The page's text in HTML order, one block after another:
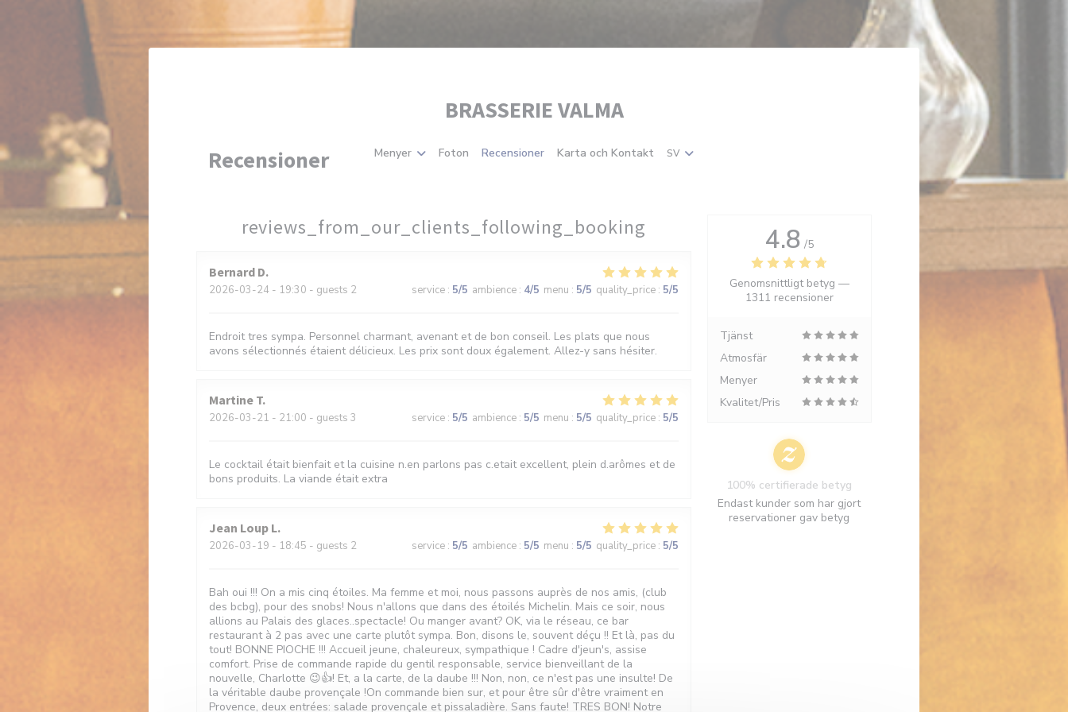
Cookie- hanteringspanel
BRASSERIE VALMA
Menyer Foton Recensioner Karta och Kontakt SV
Recensioner
reviews_from_our_clients_following_booking
Bernard D
2026-03-24 - 19:30 - guests 2 service: 5/5 ambience: 4/5 menu : 5/5 quality_price: 5/5
Endroit tres sympa. Personnel charmant, avenant et de bon conseil. Les plats que nous
avons sélectionnés étaient délicieux. Les prix sont doux également. Allez-y sans hésiter.
Martine T
2026-03-21 - 21:00 - guests 3 service: 5/5 ambience: 5/5 menu : 5/5 quality_price: 5/5
Le cocktail était bienfait et la cuisine n.en parlons pas c.etait excellent, plein d.arômes et de
bons produits. La viande était extra
Jean Loup L
2026-03-19 - 18:45 - guests 2 service: 5/5 ambience: 5/5 menu : 5/5 quality_price: 5/5
Bah oui !!! On a mis cinq étoiles. Ma femme et moi, nous passons auprès de nos amis, (club
des bcbg), pour des snobs! Nous n'allons que dans des étoilés Michelin. Mais ce soir, nous
allions au Palais des glaces..spectacle! Ou manger avant? OK, via le réseau, ce bar
restaurant à 2 pas avec une carte plutôt sympa. Bon, disons le, souvent déçu !! Et là, pas du
tout! BONNE PIOCHE !!! Accueil jeune, chaleureux, sympathique ! Cadre d'jeun's, assise
comfort. Prise de commande rapide du gentil responsable, service bienveillant de la
nouvelle, Charlotte 😉👍! Et, a la carte, de la daube !!! Non, non, ce n'est pas une insulte! De
la véritable daube provençale !On commande bien sur, et pour être sûr d'être vraiment en
Provence, deux entrées: salade provençale et pissaladière. Sans faute! TRES BON! Notre
4.8 /5
Genomsnittligt betyg —
1311 recensioner
Tjänst
Atmosfär
Menyer
Kvalitet/Pris
100% certifierade betyg
Endast kunder som har gjort
reservationer gav betyg